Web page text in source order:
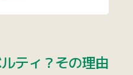
ティ？その理由